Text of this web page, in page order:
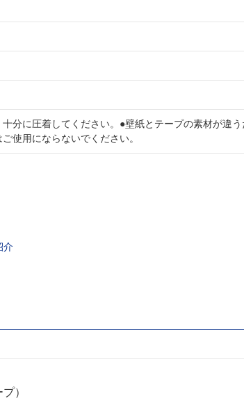
分に圧着してください。●壁紙とテープの素材が違
使用にならないでください。
介
）